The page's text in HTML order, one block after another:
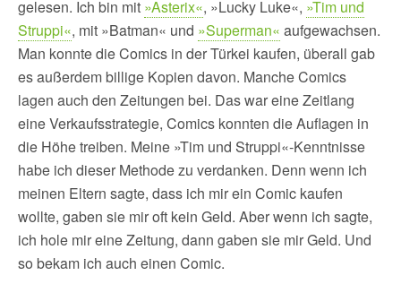
gelesen. Ich bin mit »Asterix«, »Lucky Luke«, »Tim und
Struppi«, mit »Batman« und »Superman« aufgewachsen.
Man konnte die Comics in der Türkei kaufen, überall gab
es außerdem billige Kopien davon. Manche Comics
lagen auch den Zeitungen bei. Das war eine Zeitlang
eine Verkaufsstrategie, Comics konnten die Auflagen in
die Höhe treiben. Meine »Tim und Struppi«-Kenntnisse
habe ich dieser Methode zu verdanken. Denn wenn ich
meinen Eltern sagte, dass ich mir ein Comic kaufen
wollte, gaben sie mir oft kein Geld. Aber wenn ich sagte,
ich hole mir eine Zeitung, dann gaben sie mir Geld. Und
so bekam ich auch einen Comic.